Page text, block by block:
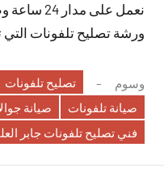
نعمل على
ورشة تصليح تلفونات
وسوم تصليح تلفونات
صيانة تلفونات
صيانة
فني تصليح تلفونات جابر